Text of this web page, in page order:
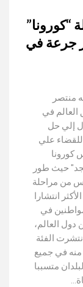
“كورونا”
جرعة في
منتصر
العالم في
إلي حل
علي
كورونا
حيث طور
من مراحلة
انتشارا
في
دول العالم،
الفئة
منه في جميع
متسببا